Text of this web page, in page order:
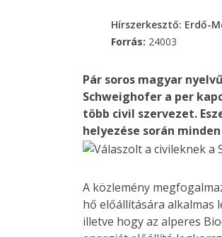
Hírszerkesztő: Erdő-
Forrás: 24003
Pár soros magyar
Schweighofer a per
több civil szervezet.
helyezése során
A közlemény
hő előállítására alkalmas
illetve hogy az alperes